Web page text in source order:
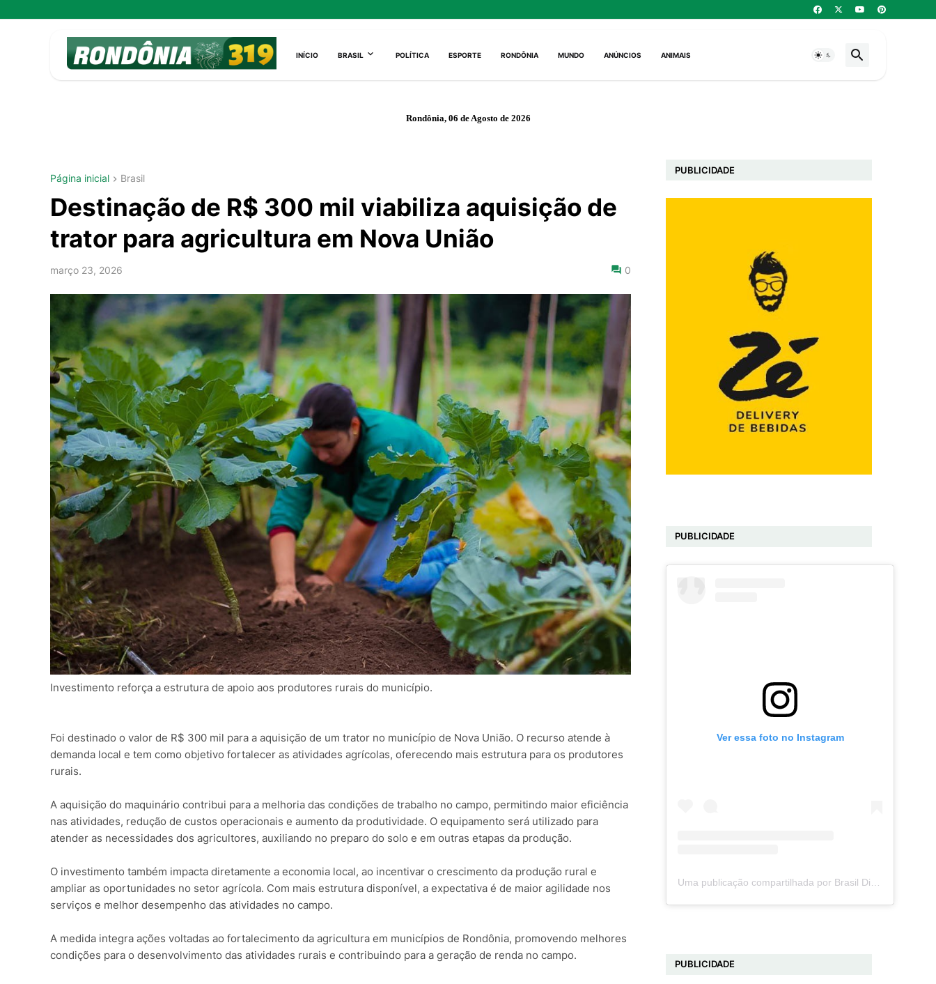
INÍCIO BRASIL POLÍTICA ESPORTE RONDÔNIA MUNDO ANÚNCIOS ANIMAIS
Rondônia, 06 de Agosto de 2026
Página inicial Brasil
Destinação de R$ 300 mil viabiliza aquisição de
trator para agricultura em Nova União
março 23, 2026 0
Investimento reforça a estrutura de apoio aos produtores rurais do município.
Foi destinado o valor de R$ 300 mil para a aquisição de um trator no município de Nova União. O recurso atende à
demanda local e tem como objetivo fortalecer as atividades agrícolas, oferecendo mais estrutura para os produtores
rurais.
A aquisição do maquinário contribui para a melhoria das condições de trabalho no campo, permitindo maior eficiência
nas atividades, redução de custos operacionais e aumento da produtividade. O equipamento será utilizado para
atender as necessidades dos agricultores, auxiliando no preparo do solo e em outras etapas da produção.
O investimento também impacta diretamente a economia local, ao incentivar o crescimento da produção rural e
ampliar as oportunidades no setor agrícola. Com mais estrutura disponível, a expectativa é de maior agilidade nos
serviços e melhor desempenho das atividades no campo.
A medida integra ações voltadas ao fortalecimento da agricultura em municípios de Rondônia, promovendo melhores
condições para o desenvolvimento das atividades rurais e contribuindo para a geração de renda no campo.
PUBLICIDADE
PUBLICIDADE
Ver essa foto no Instagram
PUBLICIDADE